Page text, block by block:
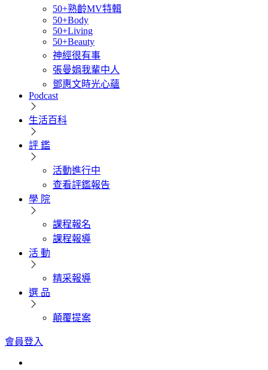
50+熟齡MV特輯
50+Body
50+Living
50+Beauty
神經很有事
張曼娟我輩中人
鄧惠文時光心蘊
Podcast
生活百科
評 鑑
活動進行中
查看評鑑報告
學 院
課程報名
課程報導
活 動
精采報導
選 品
顛覆提案
會員登入